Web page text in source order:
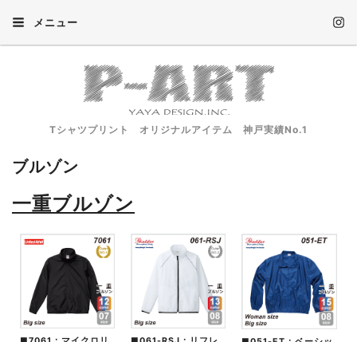
メニュー
Tシャツプリント オリジナルアイテム 神戸実績No.1
ブルゾン
一重ブルゾン